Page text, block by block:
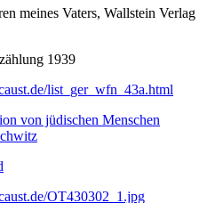
meines Vaters, Wallstein Verlag
1939
list_ger_wfn_43a.html
von jüdischen Menschen
OT430302_1.jpg